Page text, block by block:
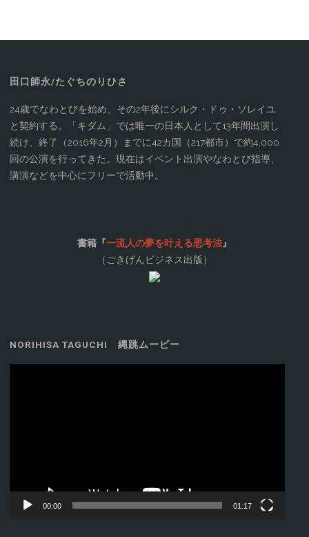
田口師永/たぐちのりひさ
24歳でなわとびを始め、その2年後にシルク・ドゥ・ソレイユ
と契約する。「キダム」では唯一の日本人として13年間出演し
続け、終了（2016年2月）までに42カ国（217都市）で約4,000
回の公演を行ってきた。現在はイベント出演やなわとび指導、
講演などを中心にフリーで活動中。
書籍『一流人の夢を叶える思考法 』
（ごきげんビジネス出版）
NORIHISA TAGUCHI 縄跳ムービー
00:00 01:17